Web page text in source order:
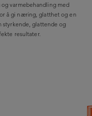
varmebehandling med
å gi næring, glatthet og en
styrkende, glattende og
resultater.